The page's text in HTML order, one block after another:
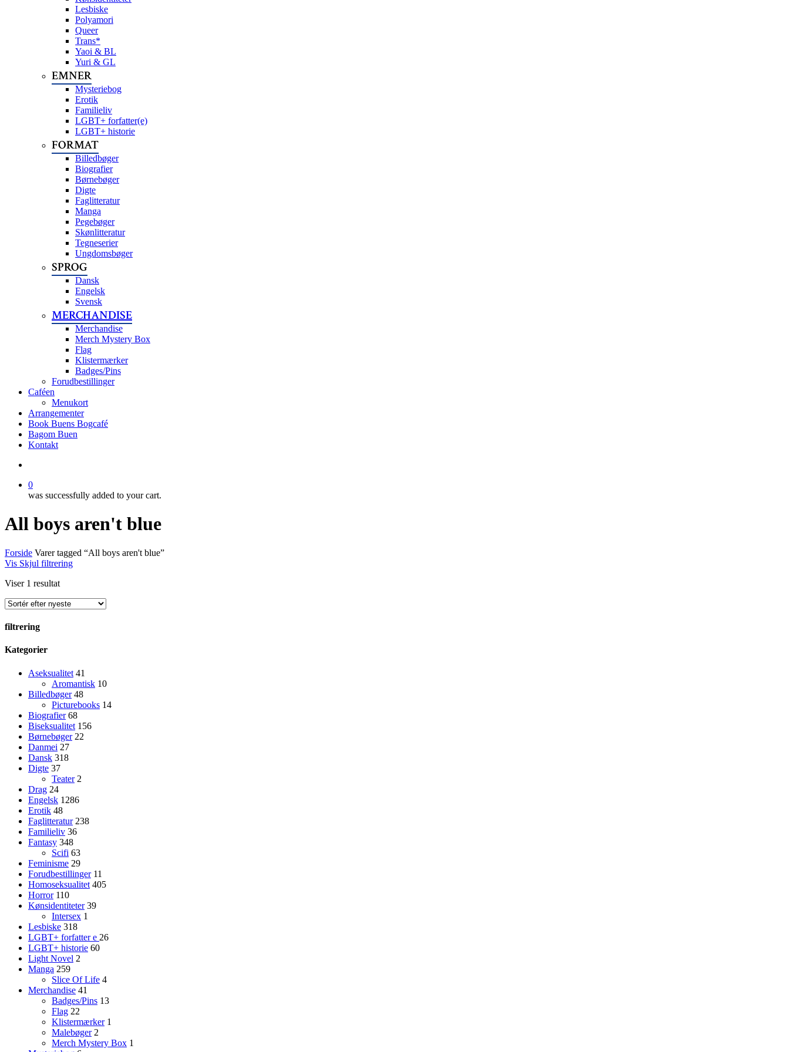
Lesbiske
Polyamori
Queer
Trans*
Yaoi & BL
Yuri & GL
EMNER
Mysteriebog
Erotik
Familieliv
LGBT+ forfatter(e)
LGBT+ historie
FORMAT
Billedbøger
Biografier
Børnebøger
Digte
Faglitteratur
Manga
Pegebøger
Skønlitteratur
Tegneserier
Ungdomsbøger
SPROG
Dansk
Engelsk
Svensk
MERCHANDISE
Merchandise
Merch Mystery Box
Flag
Klistermærker
Badges/Pins
Forudbestillinger
Caféen
Menukort
Arrangementer
Book Buens Bogcafé
Bagom Buen
Kontakt
0
was successfully added to your cart.
All boys aren't blue
Forside Varer tagged “All boys aren't blue”
Vis Skjul filtrering
Viser 1 resultat
filtrering
Close
Kategorier
Aseksualitet 41
Aromantisk 10
Billedbøger 48
Picturebooks 14
Biografier 68
Biseksualitet 156
Børnebøger 22
Danmei 27
Dansk 318
Digte 37
Teater 2
Drag 24
Engelsk 1286
Erotik 48
Faglitteratur 238
Familieliv 36
Fantasy 348
Scifi 63
Feminisme 29
Forudbestillinger 11
Homoseksualitet 405
Horror 110
Kønsidentiteter 39
Intersex 1
Lesbiske 318
LGBT+ forfattere 26
LGBT+ historie 60
Light Novel 2
Manga 259
Slice Of Life 4
Merchandise 41
Badges/Pins 13
Flag 22
Klistermærker 1
Malebøger 2
Merch Mystery Box 1